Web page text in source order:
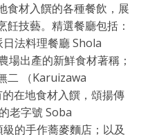
食材入饌的各種餐飲，展
技藝。精選餐廳包括：
法料理餐廳 Shola
場出產的新鮮食材著稱；
二 （Karuizawa
在地食材入饌，頌揚傳
老字號 Soba
的手作蕎麥麵店；以及